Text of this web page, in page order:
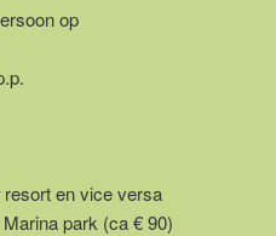
op
resort en vice versa
park (ca € 90)